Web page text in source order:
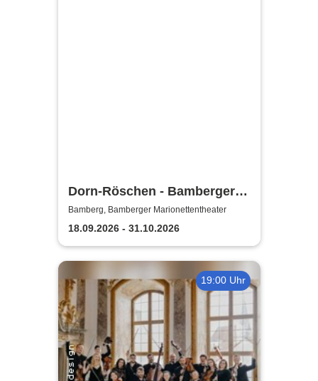
Dorn-Röschen - Bamberger
Marionettentheater
Bamberg, Bamberger Marionettentheater
18.09.2026 - 31.10.2026
19:00 Uhr